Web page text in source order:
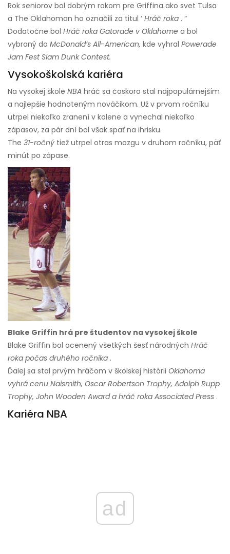
Rok seniorov bol dobrým rokom pre Griffina ako svet Tulsa
a The Oklahoman ho označili za titul ‘ Hráč roka . “
Dodatočne bol Hráč roka Gatorade v Oklahome a bol
vybraný do McDonald’s All-American, kde vyhral Powerade
Jam Fest Slam Dunk Contest.
Vysokoškolská kariéra
Na vysokej škole NBA hráč sa čoskoro stal najpopulárnejším
a najlepšie hodnoteným nováčikom. Už v prvom ročníku
utrpel niekoľko zranení v kolene a vynechal niekoľko
zápasov, za pár dní bol však späť na ihrisku.
The 31-ročný tiež utrpel otras mozgu v druhom ročníku, päť
minút po zápase.
Blake Griffin hrá pre študentov na vysokej škole
Blake Griffin bol ocenený všetkých šesť národných Hráč
roka počas druhého ročníka .
Ďalej sa stal prvým hráčom v školskej histórii Oklahoma
vyhrá cenu Naismith, Oscar Robertson Trophy, Adolph Rupp
Trophy, John Wooden Award a hráč roka Associated Press .
Kariéra NBA
ad